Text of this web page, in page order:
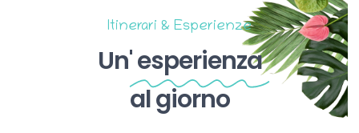
Itinerari & Esperienze
Un'esperienza
al giorno